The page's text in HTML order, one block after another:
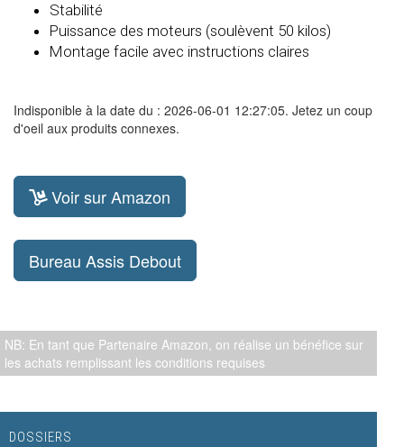
Stabilité
Puissance des moteurs (soulèvent 50 kilos)
Montage facile avec instructions claires
Indisponible à la date du : 2026-06-01 12:27:05. Jetez un coup
d'oeil aux produits connexes.
Voir sur Amazon
Bureau Assis Debout
NB: En tant que Partenaire Amazon, on réalise un bénéfice sur
les achats remplissant les conditions requises
DOSSIERS